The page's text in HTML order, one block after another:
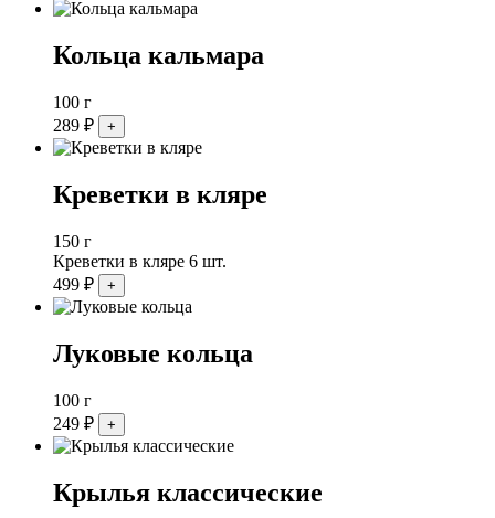
Кольца кальмара
100 г
289 ₽
Креветки в кляре
150 г
Креветки в кляре 6 шт.
499 ₽
Луковые кольца
100 г
249 ₽
Крылья классические